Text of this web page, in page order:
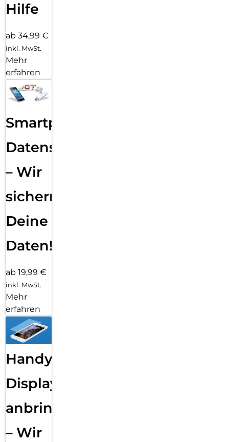
Hilfe
ab 34,99 €
inkl. MwSt.
Mehr
erfahren
Smartphone
Datensicherung
– Wir
sichern
Deine
Daten!
ab 19,99 €
inkl. MwSt.
Mehr
erfahren
Handy
Displayfolie
anbringen
– Wir